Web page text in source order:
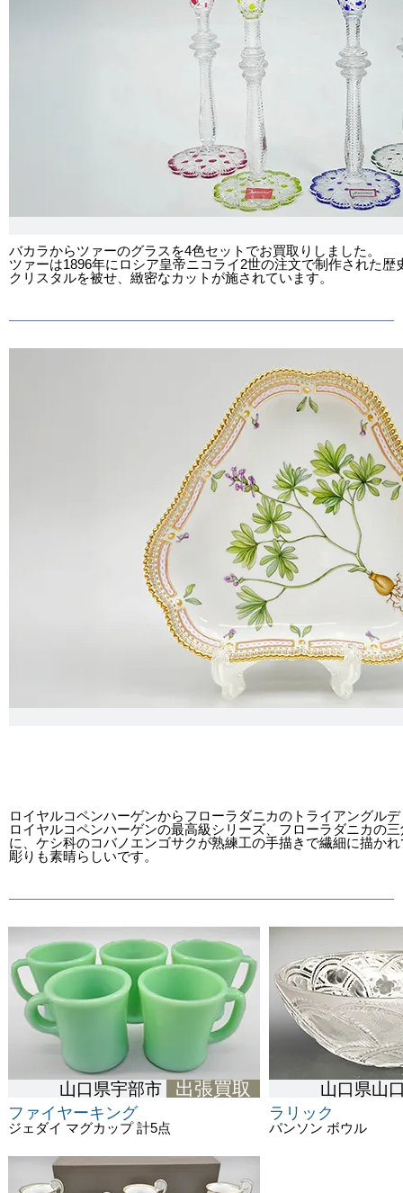
バカラからツァーのグラスを4色セットでお買取りしました。
ツァーは1896年にロシア皇帝ニコライ2世の注文で制作された
クリスタルを被せ、緻密なカットが施されています。
ロイヤルコペンハーゲンからフローラダニカのトライアングル
ロイヤルコペンハーゲンの最高級シリーズ、フローラダニカの
に、ケシ科のコバノエンゴサクが熟練工の手描きで繊細に描か
彫りも素晴らしいです。
山口県宇部市 出張買取
ファイヤーキング
ジェダイ マグカップ 計5点
山口県山
ラリック
パンソン ボウル